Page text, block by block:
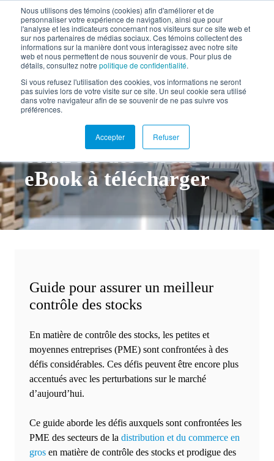
Nous utilisons des témoins (cookies) afin d'améliorer et de
personnaliser votre expérience de navigation, ainsi que pour
l'analyse et les indicateurs concernant nos visiteurs sur ce site web et
sur nos partenaires de médias sociaux. Ces témoins collectent des
informations sur la manière dont vous interagissez avec notre site
web et nous permettent de nous souvenir de vous. Pour plus de
détails, consultez notre politique de confidentialité.
Si vous refusez l'utilisation des cookies, vos informations ne seront
pas suivies lors de votre visite sur ce site. Un seul cookie sera utilisé
dans votre navigateur afin de se souvenir de ne pas suivre vos
préférences.
Accepter Refuser
Retour à la documentation
Comprendre
l’importance du
contrôle des stocks :
eBook à télécharger
Guide pour assurer un meilleur
contrôle des stocks
En matière de contrôle des stocks, les petites et
moyennes entreprises (PME) sont confrontées à des
défis considérables. Ces défis peuvent être encore plus
accentués avec les perturbations sur le marché
d’aujourd’hui.
Ce guide aborde les défis auxquels sont confrontées les
PME des secteurs de la distribution et du commerce en
gros en matière de contrôle des stocks et prodigue des